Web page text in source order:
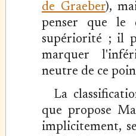
de Graeber),
penser que le
supériorité ; il
marquer
neutre de ce
La
que propose
implicitement,